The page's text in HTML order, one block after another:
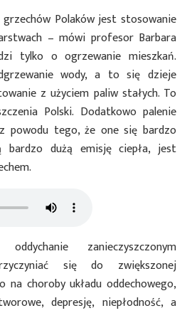
grzechów Polaków jest stosowanie
– mówi profesor Barbara
tylko o ogrzewanie mieszkań.
wody, a to się dzieje
z użyciem paliw stałych. To
Polski. Dodatkowo palenie
powodu tego, że one się bardzo
dużą emisję ciepła, jest
zanieczyszczonym
się do zwiększonej
na choroby układu oddechowego,
depresję, niepłodność, a